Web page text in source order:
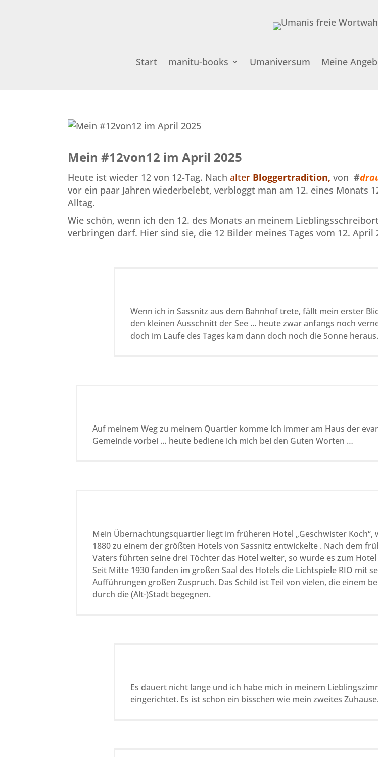
Start manitu-books Umaniversum Meine
Mein #12von12 im April 2025
Heute ist wieder 12 von 12-Tag. Nachalter Bloggertradition,von#
vor ein paar Jahren wiederbelebt, verbloggt man am 12. eines Monats
Alltag.
Wie schön, wenn ich den 12. des Monats an meinem
verbringen darf. Hier sind sie, die 12 Bilder meines Tages vom 12. April
Wenn ich in Sassnitz aus dem Bahnhof trete, fällt mein erster
den kleinen Ausschnitt der See … heute zwar anfangs noch
doch im Laufe des Tages kam dann doch noch die Sonne heraus.
Auf meinem Weg zu meinem Quartier komme ich immer am Haus der
Gemeinde vorbei … heute bediene ich mich bei den Guten Worten …
Mein Übernachtungsquartier liegt im früheren Hotel „Geschwister Koch“,
1880 zu einem der größten Hotels von Sassnitz entwickelte . Nach dem
Vaters führten seine drei Töchter das Hotel weiter, so wurde es zum
Seit Mitte 1930 fanden im großen Saal des Hotels die Lichtspiele RIO mit
Aufführungen großen Zuspruch. Das Schild ist Teil von vielen, die einem
durch die (Alt-)Stadt begegnen.
Es dauert nicht lange und ich habe mich in meinem
eingerichtet. Es ist schon ein bisschen wie mein zweites Zuhause.